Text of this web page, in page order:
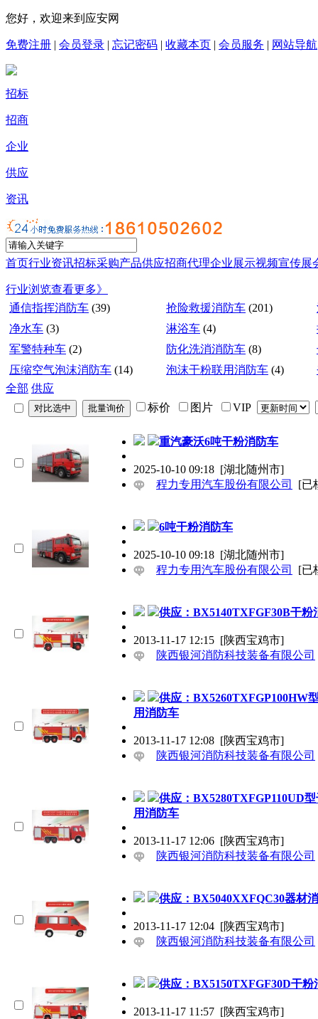
您好，欢迎来到应安网
免费注册 | 会员登录 | 忘记密码 | 收藏本页 | 会员服务 | 网站导航
招标
招商
企业
供应
资讯
首页行业资讯招标采购产品供应招商代理企业展示视频宣传展
行业浏览查看更多》
通信指挥消防车 (39) 抢险救援消防车 (201)
净水车 (3) 淋浴车 (4)
军警特种车 (2) 防化洗消消防车 (8)
压缩空气泡沫消防车 (14) 泡沫干粉联用消防车 (4)
全部 供应
标价
图片 VIP
重汽豪沃6吨干粉消防车
2025-10-10 09:18 [湖北随州市]
程力专用汽车股份有限公司
[已
6吨干粉消防车
2025-10-10 09:18 [湖北随州市]
程力专用汽车股份有限公司
[已
供应：BX5140TXFGF30B干粉
2013-11-17 12:15 [陕西宝鸡市]
陕西银河消防科技装备有限公司
供应：BX5260TXFGP100HW
用消防车
2013-11-17 12:08 [陕西宝鸡市]
陕西银河消防科技装备有限公司
供应：BX5280TXFGP110UD
用消防车
2013-11-17 12:06 [陕西宝鸡市]
陕西银河消防科技装备有限公司
供应：BX5040XXFQC30器材
2013-11-17 12:04 [陕西宝鸡市]
陕西银河消防科技装备有限公司
供应：BX5150TXFGF30D干粉
2013-11-17 11:57 [陕西宝鸡市]